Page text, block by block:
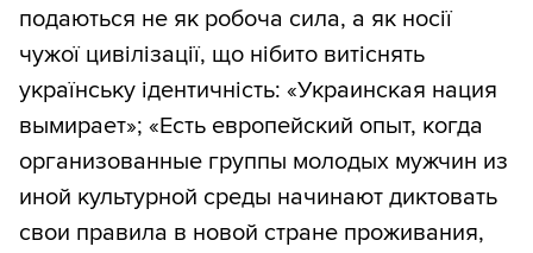
подаються не як робоча сила, а як носії
чужої цивілізації, що нібито витіснять
українську ідентичність: «Украинская нация
вымирает»; «Есть европейский опыт, когда
организованные группы молодых мужчин из
иной культурной среды начинают диктовать
свои правила в новой стране проживания,